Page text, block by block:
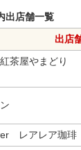
出店舗一覧
出店
製紅茶
レアレア珈琲